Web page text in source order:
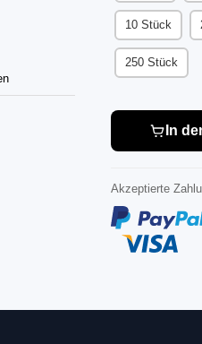
10 Stück
250 Stück
In
Akzeptierte